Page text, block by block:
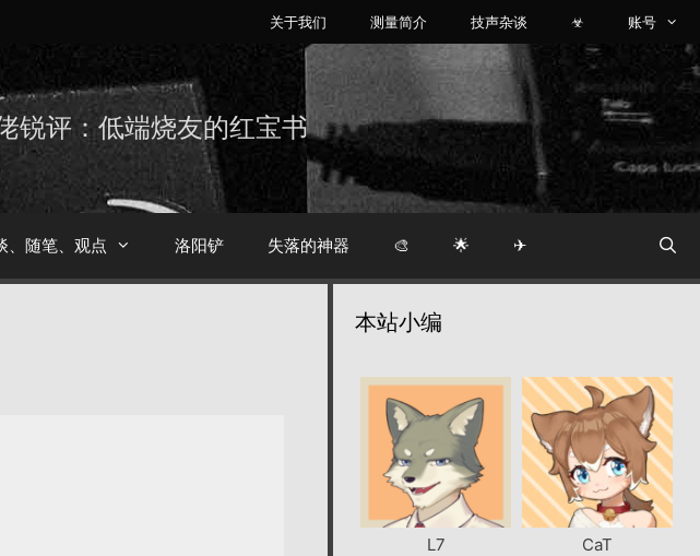
关于我们 测量简介 技声杂谈 ☣ 账号
锐评：低端烧友的红宝书
、随笔、观点 洛阳铲 失落的神器 🎨 🌟 ✈
本站小编
L7 CaT